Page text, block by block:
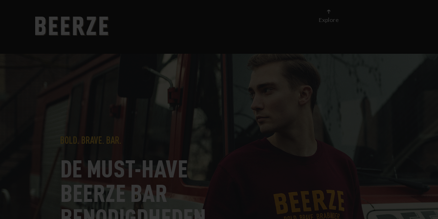
Explore
BOLD. BRAVE. BAR.
DE MUST-HAVE
BEERZE BAR